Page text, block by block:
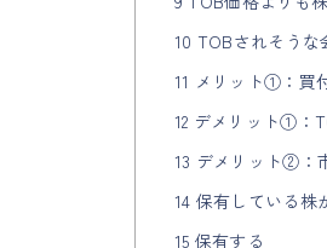
10 TOBされそうな
11 メリット①：買
12 デメリット①：
13 デメリット②：
14 保有している株
15 保有する